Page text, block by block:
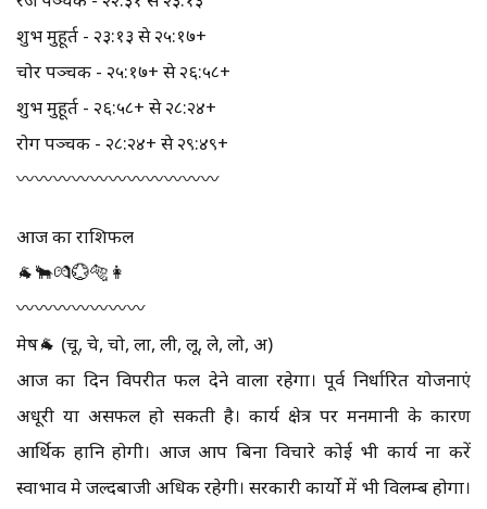
शुभ मुहूर्त - २३:१३ से २५:१७+
चोर पञ्चक - २५:१७+ से २६:५८+
शुभ मुहूर्त - २६:५८+ से २८:२४+
रोग पञ्चक - २८:२४+ से २९:४९+
〰️〰️〰️〰️〰️〰️〰️〰️〰️〰️〰️
आज का राशिफल
🐐🐂💏💮🐅👩
〰️〰️〰️〰️〰️〰️〰️
मेष🐐 (चू, चे, चो, ला, ली, लू, ले, लो, अ)
आज का दिन विपरीत फल देने वाला रहेगा। पूर्व निर्धारित योजनाएं
अधूरी या असफल हो सकती है। कार्य क्षेत्र पर मनमानी के कारण
आर्थिक हानि होगी। आज आप बिना विचारे कोई भी कार्य ना करें
स्वाभाव मे जल्दबाजी अधिक रहेगी। सरकारी कार्यो में भी विलम्ब होगा।